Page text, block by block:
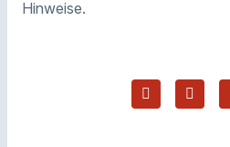
Hinweise.